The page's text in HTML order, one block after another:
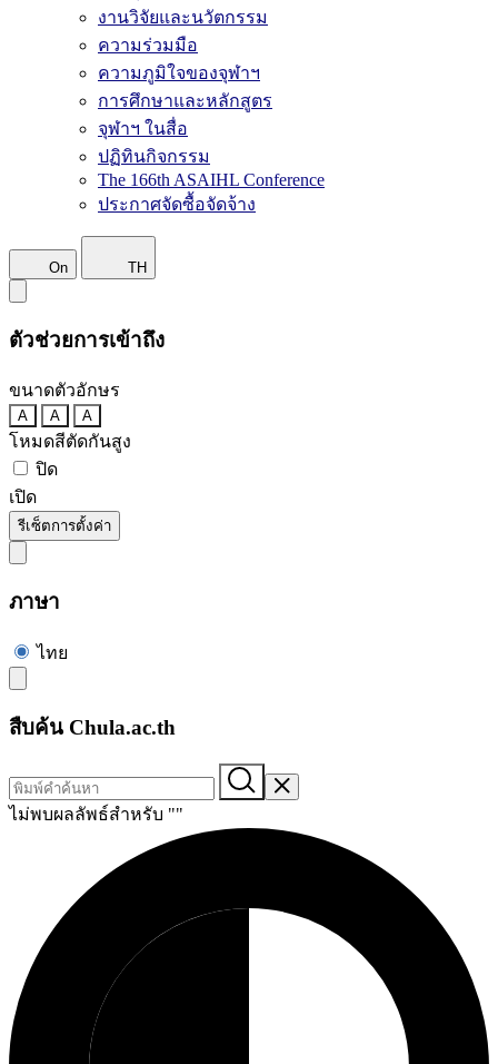
งานวิจัยและนวัตกรรม
ความร่วมมือ
ความภูมิใจของจุฬาฯ
การศึกษาและหลักสูตร
จุฬาฯ ในสื่อ
ปฏิทินกิจกรรม
The 166th ASAIHL Conference
ประกาศจัดซื้อจัดจ้าง
On TH
ตัวช่วยการเข้าถึง
ขนาดตัวอักษร
A A A
โหมดสีตัดกันสูง
ปิด
เปิด
รีเซ็ตการตั้งค่า
ภาษา
ไทย
สืบค้น Chula.ac.th
ไม่พบผลลัพธ์สำหรับ ""